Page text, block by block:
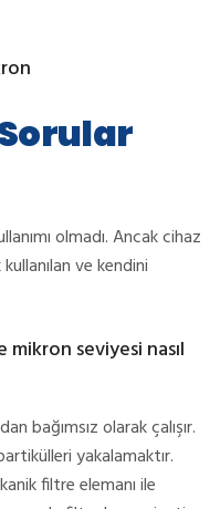
olmadı. Ancak cihaz
ve kendini
seviyesi nasıl
bağımsız olarak çalışır.
yakalamaktır.
filtre elemanı ile